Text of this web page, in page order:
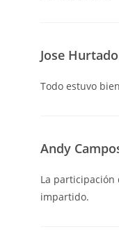
Jose
Todo estuvo
Andy
La
impartido.